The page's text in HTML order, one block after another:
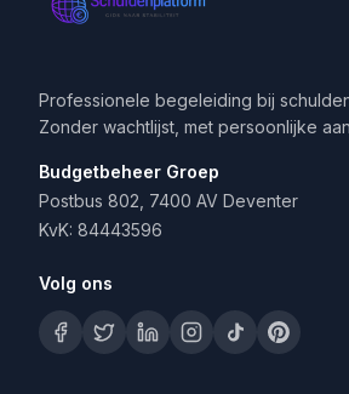
Professionele begeleiding bij
Zonder wachtlijst, met persoonlijke
Budgetbeheer Groep
Postbus 802, 7400 AV Deventer
KvK: 84443596
Volg ons